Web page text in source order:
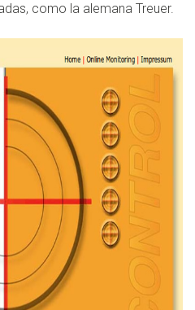
como la alemana Treuer.